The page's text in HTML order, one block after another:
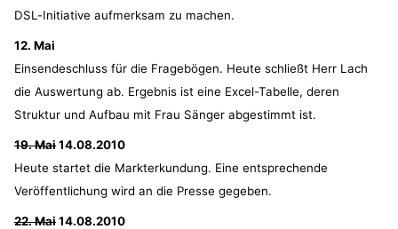
DSL-Initiative aufmerksam zu machen.
12. Mai
Einsendeschluss für die Fragebögen. Heute schließt Herr Lach
die Auswertung ab. Ergebnis ist eine Excel-Tabelle, deren
Struktur und Aufbau mit Frau Sänger abgestimmt ist.
19. Mai14.08.2010
Heute startet die Markterkundung. Eine entsprechende
Veröffentlichung wird an die Presse gegeben.
22. Mai14.08.2010